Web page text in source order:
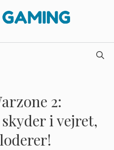
2:
i vejret,